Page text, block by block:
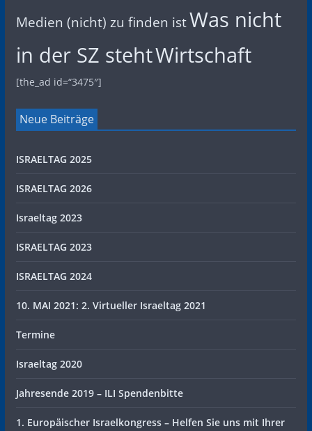
Medien (nicht) zu finden istWas nicht
in der SZ stehtWirtschaft
[the_ad id=“3475″]
Neue Beiträge
ISRAELTAG 2025
ISRAELTAG 2026
Israeltag 2023
ISRAELTAG 2023
ISRAELTAG 2024
10. MAI 2021: 2. Virtueller Israeltag 2021
Termine
Israeltag 2020
Jahresende 2019 – ILI Spendenbitte
1. Europäischer Israelkongress – Helfen Sie uns mit Ihrer